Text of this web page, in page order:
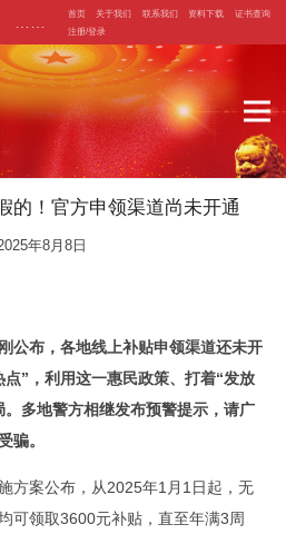
首页 关于我们 联系我们 资料下载
证书查询
注册/登录
的！官方申领渠道尚未开通
年8月8日
公布，各地线上补贴申领渠道还未开
”，利用这一惠民政策、打着“发放
多地警方相继发布预警提示，请广
骗。
方案公布，从2025年1月1日起，无
可领取3600元补贴，直至年满3周